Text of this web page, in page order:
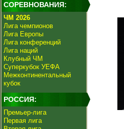
СОРЕВНОВАНИЯ:
ЧМ 2026
Лига чемпионов
Лига Европы
Лига конференций
Лига наций
Клубный ЧМ
Суперкубок УЕФА
Межконтинентальный
кубок
РОССИЯ:
Премьер-лига
Первая лига